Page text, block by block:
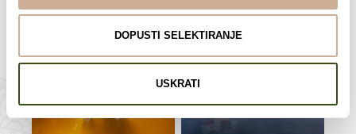
DOPUSTI SELEKTIRANJE
USKRATI
Limited Edition Fotografije